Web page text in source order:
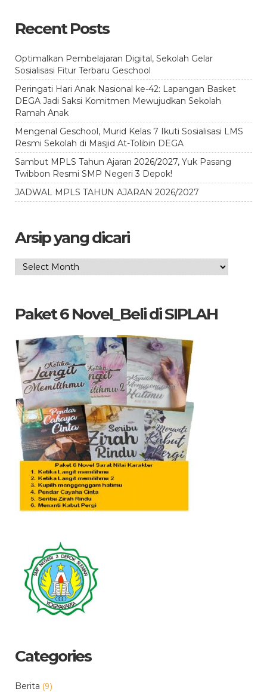
Recent Posts
Optimalkan Pembelajaran Digital, Sekolah Gelar
Sosialisasi Fitur Terbaru Geschool
Peringati Hari Anak Nasional ke-42: Lapangan Basket
DEGA Jadi Saksi Komitmen Mewujudkan Sekolah
Ramah Anak
Mengenal Geschool, Murid Kelas 7 Ikuti Sosialisasi LMS
Resmi Sekolah di Masjid At-Tolibin DEGA
Sambut MPLS Tahun Ajaran 2026/2027, Yuk Pasang
Twibbon Resmi SMP Negeri 3 Depok!
JADWAL MPLS TAHUN AJARAN 2026/2027
Arsip yang dicari
Arsip
Paket 6 Novel_Beli di SIPLAH
Categories
Berita (9)